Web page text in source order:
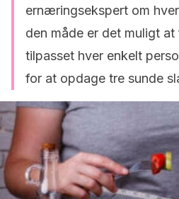
ernæringsekspert om
den måde er det muligt
tilpasset hver enkelt
for at opdage tre sunde